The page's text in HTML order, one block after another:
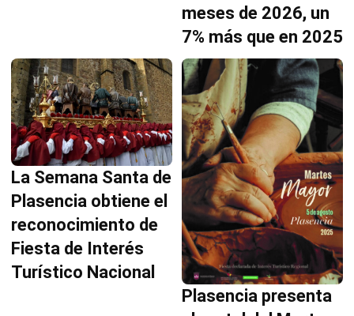
meses de 2026, un
7% más que en 2025
La Semana Santa de
Plasencia obtiene el
reconocimiento de
Fiesta de Interés
Turístico Nacional
Plasencia presenta